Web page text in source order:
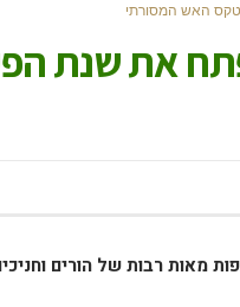
האש המסורתי
את שנת
מאות רבות של הורים